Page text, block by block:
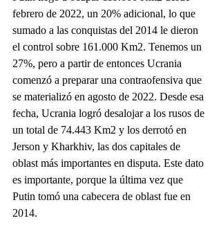
febrero de 2022, un 20% adicional, lo que
sumado a las conquistas del 2014 le dieron
el control sobre 161.000 Km2. Tenemos un
27%, pero a partir de entonces Ucrania
comenzó a preparar una contraofensiva que
se materializó en agosto de 2022. Desde esa
fecha, Ucrania logró desalojar a los rusos de
un total de 74.443 Km2 y los derrotó en
Jerson y Kharkhiv, las dos capitales de
oblast más importantes en disputa. Este dato
es importante, porque la última vez que
Putin tomó una cabecera de oblast fue en
2014.